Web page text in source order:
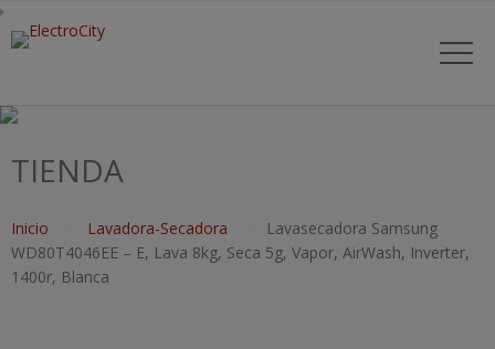
TIENDA
Inicio Lavadora-Secadora
Lavasecadora Samsung
WD80T4046EE – E, Lava 8kg, Seca 5g, Vapor, AirWash, Inverter,
1400r, Blanca